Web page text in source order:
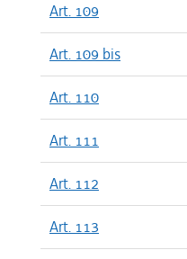
Art. 109
Art. 109 bis
Art. 110
Art. 111
Art. 112
Art. 113